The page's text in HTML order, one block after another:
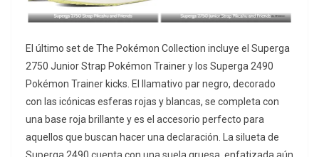
El último set de The Pokémon Collection incluye el Superga
2750 Junior Strap Pokémon Trainer y los Superga 2490
Pokémon Trainer kicks. El llamativo par negro, decorado
con las icónicas esferas rojas y blancas, se completa con
una base roja brillante y es el accesorio perfecto para
aquellos que buscan hacer una declaración. La silueta de